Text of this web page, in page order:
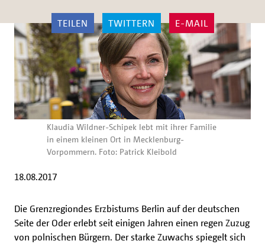
TEILEN TWITTERN E-MAIL
Klaudia Wildner-Schipek lebt mit ihrer Familie
in einem kleinen Ort in Mecklenburg-
Vorpommern. Foto: Patrick Kleibold
18.08.2017
Die Grenzregiondes Erzbistums Berlin auf der deutschen
Seite der Oder erlebt seit einigen Jahren einen regen Zuzug
von polnischen Bürgern. Der starke Zuwachs spiegelt sich